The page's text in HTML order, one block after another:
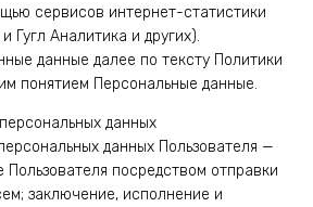
сервисов интернет-статистики
Гугл Аналитика и других).
данные далее по тексту Политики
понятием Персональные данные.
данных
данных Пользователя —
посредством отправки
заключение, исполнение и